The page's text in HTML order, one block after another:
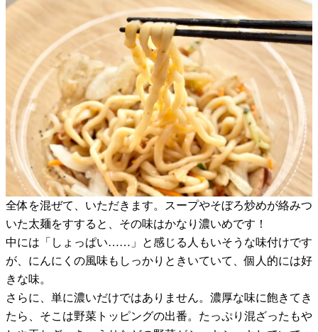
全体を混ぜて、いただきます。スープやそぼろ炒めが絡みつ
いた太麺をすすると、その味はかなり濃いめです！
中には「しょっぱい……」と感じる人もいそうな味付けです
が、にんにくの風味もしっかりときいていて、個人的には好
きな味。
さらに、単に濃いだけではありません。濃厚な味に飽きてき
たら、そこは野菜トッピングの出番。たっぷり混ざったもや